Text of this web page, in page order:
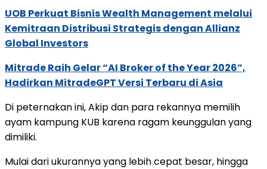
UOB Perkuat Bisnis Wealth Management melalui
Kemitraan Distribusi Strategis dengan Allianz
Global Investors
Mitrade Raih Gelar “AI Broker of the Year 2026”,
Hadirkan MitradeGPT Versi Terbaru di Asia
Di peternakan ini, Akip dan para rekannya memilih
ayam kampung KUB karena ragam keunggulan yang
dimiliki.
Mulai dari ukurannya yang lebih cepat besar, hingga